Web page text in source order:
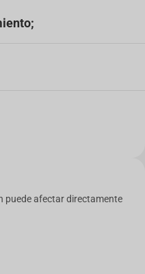
puede afectar directamente